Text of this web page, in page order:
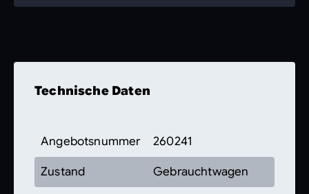
Technische Daten
Angebotsnummer 260241
Zustand Gebrauchtwagen